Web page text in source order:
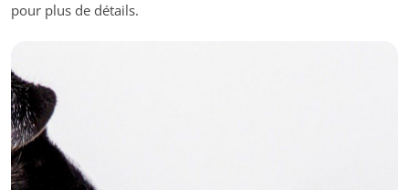
pour plus de détails.